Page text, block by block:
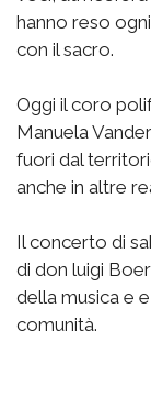
hanno reso
con il sacro.
Oggi il coro
Manuela
fuori dal
anche in altre
Il concerto di
di don luigi
della musica e
comunità.